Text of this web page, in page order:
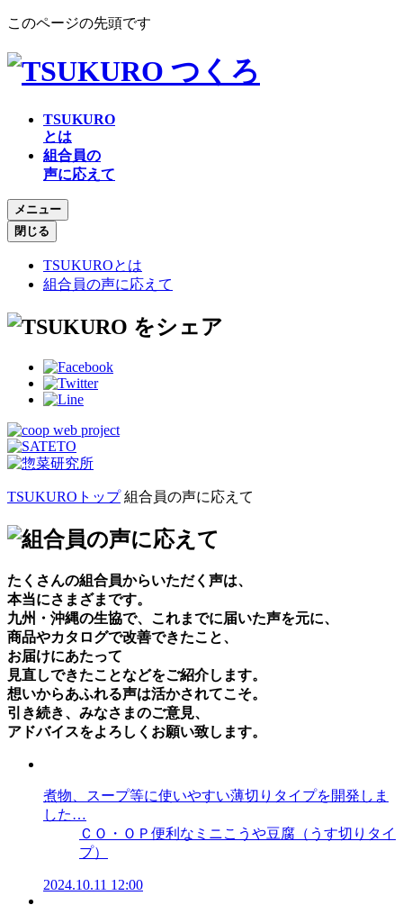
このページの先頭です
TSUKURO
とは
組合員の
声に応えて
メニュー
閉じる
TSUKUROとは
組合員の声に応えて
TSUKUROトップ組合員の声に応えて
たくさんの組合員からいただく声は、
本当にさまざまです。
九州・沖縄の生協で、これまでに届いた声を元に、
商品やカタログで改善できたこと、
お届けにあたって
見直しできたことなどをご紹介します。
想いからあふれる声は活かされてこそ。
引き続き、みなさまのご意見、
アドバイスをよろしくお願い致します。
煮物、スープ等に使いやすい薄切りタイプを開発しま
した…
ＣＯ・ＯＰ便利なミニこうや豆腐（うす切りタイ
プ）
2024.10.11 12:00